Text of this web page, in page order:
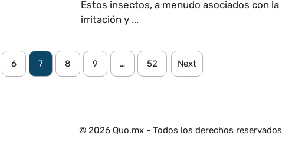
Estos insectos, a menudo asociados con la
irritación y ...
6 7 8 9 … 52 Next
© 2026 Quo.mx - Todos los derechos reservados